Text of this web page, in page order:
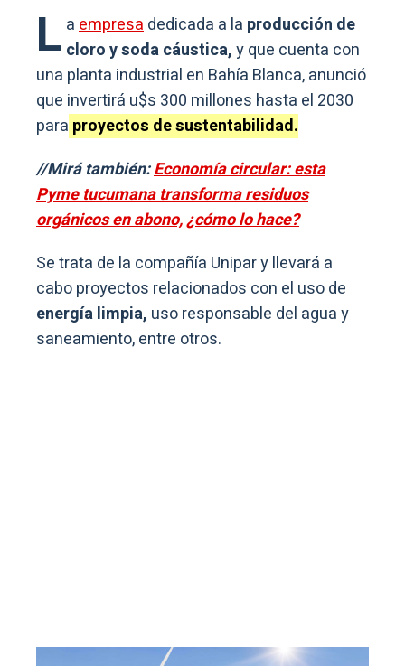
L aempresadedicada a la producción de
cloro y soda cáustica,y que cuenta con
una planta industrial en Bahía Blanca, anunció
que invertirá u$s 300 millones hasta el 2030
para proyectos de sustentabilidad.
//Mirá también:Economía circular: esta
Pyme tucumana transforma residuos
orgánicos en abono, ¿cómo lo hace?
Se trata de la compañía Unipar y llevará a
cabo proyectos relacionados con el uso de
energía limpia, uso responsable del agua y
saneamiento, entre otros.